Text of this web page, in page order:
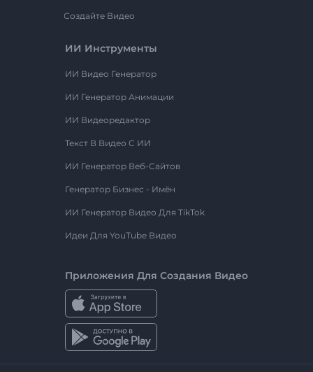
Создайте Видео
ИИ Инструменты
ИИ Видео Генератор
ИИ Генератор Анимации
ИИ Видеоредактор
Текст В Видео С ИИ
ИИ Генератор Веб-Сайтов
Генератор Бизнес - Имён
ИИ Генератор Видео Для TikTok
Идеи Для YouTube Видео
Приложения Для Создания Видео